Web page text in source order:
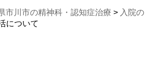
市川市の精神科・認知症治療 > 入院の
について